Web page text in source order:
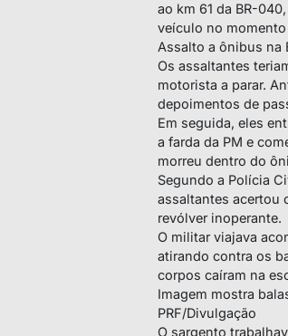
ao km 61 da BR-
veículo no
Assalto a ônibus na
Os assaltantes
motorista a parar.
depoimentos de
Em seguida, eles
a farda da PM e
morreu dentro do
Segundo a Polícia
assaltantes acertou
revólver inoperante.
O militar viajava
atirando contra os
corpos caíram na
Imagem mostra
PRF/Divulgação
O sargento